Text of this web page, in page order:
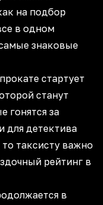
на подбор
в одном
знаковые
стартует
станут
гонятся за
для детектива
таксисту важно
рейтинг в
в